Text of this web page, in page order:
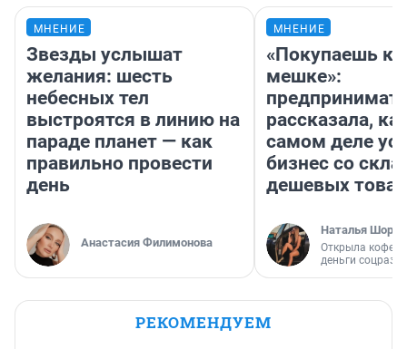
МНЕНИЕ
Звезды услышат
желания: шесть
небесных тел
выстроятся в линию на
параде планет — как
правильно провести
день
Анастасия Филимонова
МНЕНИЕ
«Покупаешь
мешке»:
рассказала,
самом деле
бизнес со
дешевых
Наталья
Открыла
деньги
РЕКОМЕНДУЕМ